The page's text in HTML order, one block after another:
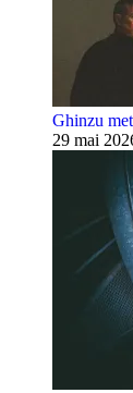
Ghinzu
29 mai